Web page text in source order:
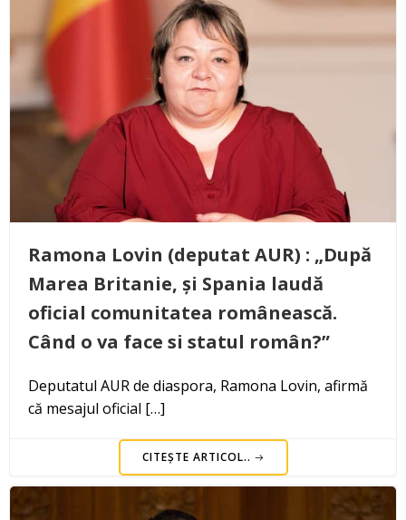
Ramona Lovin (deputat AUR) : „După
Marea Britanie, și Spania laudă
oficial comunitatea românească.
Când o va face si statul român?”
Deputatul AUR de diaspora, Ramona Lovin, afirmă
că mesajul oficial […]
CITEȘTE ARTICOL..